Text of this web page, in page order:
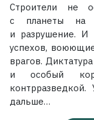
Строители не
с планеты на
и разрушение. И
успехов,
врагов.
и особый
дальше…